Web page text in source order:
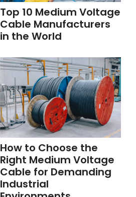
Top 10 Medium Voltage
Cable Manufacturers
in the World
How to Choose the
Right Medium Voltage
Cable for Demanding
Industrial